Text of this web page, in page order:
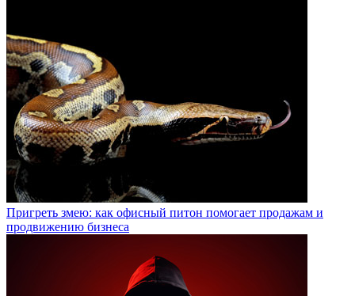
Пригреть змею: как офисный питон помогает продажам и
продвижению бизнеса